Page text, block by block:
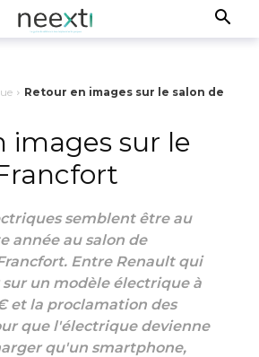
Retour en images sur le salon de
images sur le
semblent être au
année au salon de
Entre Renault qui
un modèle électrique à
et la proclamation des
que l'électrique devienne
qu'un smartphone,